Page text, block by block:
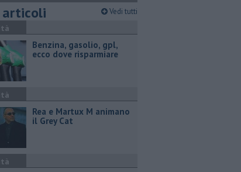
Vedi tutti
​Benzina, gasolio, gpl,
ecco dove risparmiare
Rea e Martux M animano
il Grey Cat